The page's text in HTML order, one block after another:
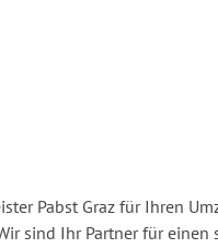
Pabst Graz für Ihren
sind Ihr Partner für einen